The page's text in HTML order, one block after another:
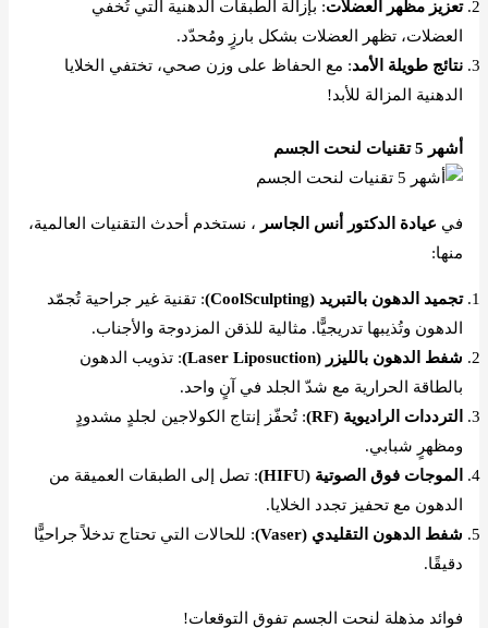
تعزيز مظهر العضلات: بإزالة الطبقات الدهنية التي تُخفي
العضلات، تظهر العضلات بشكل بارزٍ ومُحدّد.
نتائج طويلة الأمد: مع الحفاظ على وزن صحي، تختفي الخلايا
الدهنية المزالة للأبد!
أشهر 5 تقنيات لنحت الجسم
في عيادة الدكتور أنس الجاسر ، نستخدم أحدث التقنيات العالمية،
منها:
تجميد الدهون بالتبريد (CoolSculpting)
: تقنية غير جراحية تُجمّد
الدهون وتُذيبها تدريجيًّا. مثالية للذقن المزدوجة والأجناب.
شفط الدهون بالليزر (Laser Liposuction)
: تذويب الدهون
بالطاقة الحرارية مع شدّ الجلد في آنٍ واحد.
الترددات الراديوية (RF)
: تُحفّز إنتاج الكولاجين لجلدٍ مشدودٍ
ومظهرٍ شبابي.
الموجات فوق الصوتية (HIFU)
: تصل إلى الطبقات العميقة من
الدهون مع تحفيز تجدد الخلايا.
شفط الدهون التقليدي (Vaser)
: للحالات التي تحتاج تدخلاً جراحيًّا
دقيقًا.
فوائد مذهلة لنحت الجسم تفوق التوقعات!